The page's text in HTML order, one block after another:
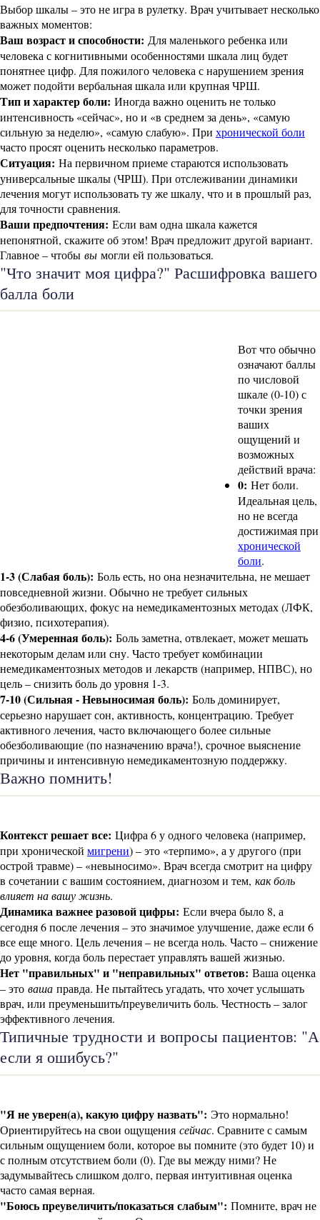
Выбор шкалы – это не игра в рулетку. Врач учитывает несколько
важных моментов:
Ваш возраст и способности: Для маленького ребенка или
человека с когнитивными особенностями шкала лиц будет
понятнее цифр. Для пожилого человека с нарушением зрения
может подойти вербальная шкала или крупная ЧРШ.
Тип и характер боли: Иногда важно оценить не только
интенсивность «сейчас», но и «в среднем за день», «самую
сильную за неделю», «самую слабую». При хронической боли
часто просят оценить несколько параметров.
Ситуация: На первичном приеме стараются использовать
универсальные шкалы (ЧРШ). При отслеживании динамики
лечения могут использовать ту же шкалу, что и в прошлый раз,
для точности сравнения.
Ваши предпочтения: Если вам одна шкала кажется
непонятной, скажите об этом! Врач предложит другой вариант.
Главное – чтобы вы могли ей пользоваться.
"Что значит моя цифра?" Расшифровка вашего
балла боли
Вот что обычно
означают баллы
по числовой
шкале (0-10) с
точки зрения
ваших
ощущений и
возможных
действий врача:
0: Нет боли.
Идеальная цель,
но не всегда
достижимая при
хронической
боли.
1-3 (Слабая боль): Боль есть, но она незначительна, не мешает
повседневной жизни. Обычно не требует сильных
обезболивающих, фокус на немедикаментозных методах (ЛФК,
физио, психотерапия).
4-6 (Умеренная боль): Боль заметна, отвлекает, может мешать
некоторым делам или сну. Часто требует комбинации
немедикаментозных методов и лекарств (например, НПВС), но
цель – снизить боль до уровня 1-3.
7-10 (Сильная - Невыносимая боль): Боль доминирует,
серьезно нарушает сон, активность, концентрацию. Требует
активного лечения, часто включающего более сильные
обезболивающие (по назначению врача!), срочное выяснение
причины и интенсивную немедикаментозную поддержку.
Важно помнить!
Контекст решает все: Цифра 6 у одного человека (например,
при хронической мигрени) – это «терпимо», а у другого (при
острой травме) – «невыносимо». Врач всегда смотрит на цифру
в сочетании с вашим состоянием, диагнозом и тем, как боль
влияет на вашу жизнь.
Динамика важнее разовой цифры: Если вчера было 8, а
сегодня 6 после лечения – это значимое улучшение, даже если 6
все еще много. Цель лечения – не всегда ноль. Часто – снижение
до уровня, когда боль перестает управлять вашей жизнью.
Нет "правильных" и "неправильных" ответов: Ваша оценка
– это ваша правда. Не пытайтесь угадать, что хочет услышать
врач, или преуменьшить/преувеличить боль. Честность – залог
эффективного лечения.
Типичные трудности и вопросы пациентов: "А
если я ошибусь?"
"Я не уверен(а), какую цифру назвать": Это нормально!
Ориентируйтесь на свои ощущения сейчас. Сравните с самым
сильным ощущением боли, которое вы помните (это будет 10) и
с полным отсутствием боли (0). Где вы между ними? Не
задумывайтесь слишком долго, первая интуитивная оценка
часто самая верная.
"Боюсь преувеличить/показаться слабым": Помните, врач не